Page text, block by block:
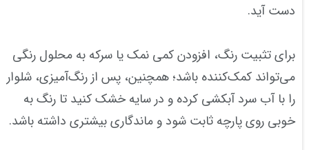
دست آید.
برای تثبیت رنگ، افزودن کمی نمک یا سرکه به محلول رنگی
می‌تواند کمک‌کننده باشد؛ همچنین، پس از رنگ‌آمیزی، شلوار
را با آب سرد آبکشی کرده و در سایه خشک کنید تا رنگ به
خوبی روی پارچه ثابت شود و ماندگاری بیشتری داشته باشد.